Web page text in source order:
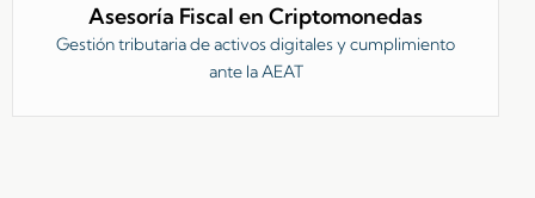
Asesoría Fiscal en Criptomonedas
Gestión tributaria de activos digitales y cumplimiento
ante la AEAT